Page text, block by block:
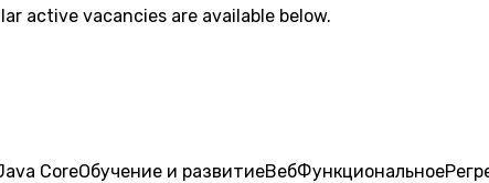
active vacancies are available below.
CoreОбучение и развитиеВебФункциональное